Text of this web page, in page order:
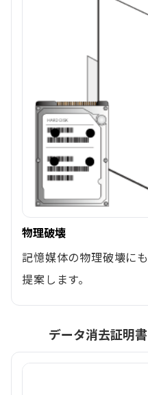
物理破壊
記憶媒体の物理破壊に
提案します。
データ消去証明